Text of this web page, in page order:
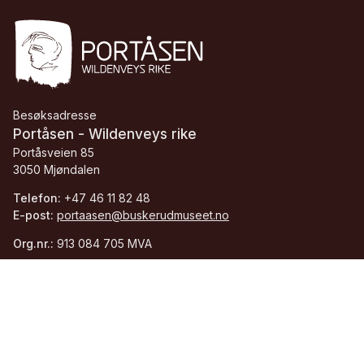
Besøksadresse
Portåsen - Wildenveys rike
Portåsveien 85
3050 Mjøndalen
Telefon: +47 46 11 82 48
E-post: portaasen@buskerudmuseet.no
Org.nr.: 913 084 705 MVA